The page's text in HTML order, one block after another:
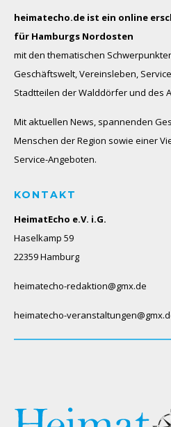
heimatecho.de ist ein online
für Hamburgs Nordosten
mit den thematischen
Geschäftswelt, Vereinsleben,
Stadtteilen der Walddörfer und des
Mit aktuellen News, spannenden
Menschen der Region sowie einer
Service-Angeboten.
KONTAKT
HeimatEcho e.V. i.G.
Haselkamp 59
22359 Hamburg
heimatecho-redaktion@gmx.de
heimatecho-